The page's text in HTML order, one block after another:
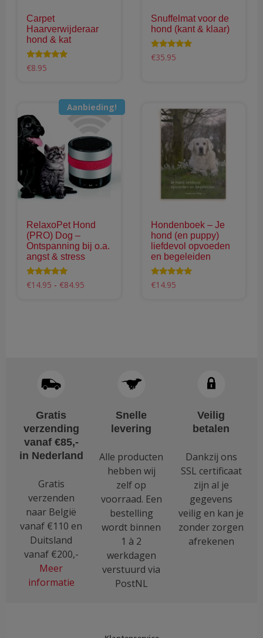
Carpet
Haarverwijderaar
hond & kat
Waardering
5.00
€8.95
Snuffelmat voor de
hond (kant & klaar)
Waardering
4.94
€35.95
heeft
meerdere
Deze
optie
gekozen
worden
op
de
productpagina
Aanbieding!
RelaxoPet Hond
(PRO) Dog –
Ontspanning bij o.a.
angst & stress
Waardering
4.75
€14.95 - €84.95
gekozen
worden
op
de
Hondenboek – Je
hond (en puppy)
liefdevol opvoeden
en begeleiden
Waardering
4.95
€14.95
Gratis
verzending
vanaf €85,-
in Nederland
Gratis
verzenden
naar België
vanaf €110 en
Duitsland
vanaf €200,-
Meer
informatie
Snelle
levering
Alle producten
hebben wij
zelf op
voorraad. Een
bestelling
wordt binnen
1 à 2
werkdagen
verstuurd via
PostNL
Veilig
betalen
Dankzij ons
SSL certificaat
zijn al je
gegevens
veilig en kan je
zonder zorgen
afrekenen